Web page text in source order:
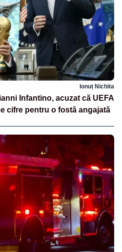
Ionuț Nichita
Infantino, acuzat că UEFA
cifre pentru o fostă angajată